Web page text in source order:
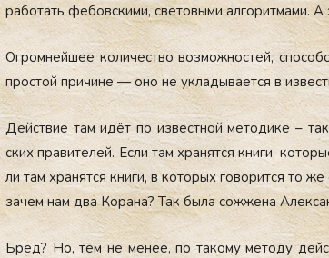
ра­ботать фе­бов­ски­ми, све­товы­ми ал­го­рит­ма­ми.
Ог­ромней­шее ко­личес­тво воз­можнос­тей,
прос­той при­чине — оно не ук­ла­дыва­ет­ся в
Дей­ствие там идёт по из­вес­тной ме­тоди­ке –
ских пра­вите­лей. Ес­ли там хра­нят­ся кни­ги,
ли там хра­нят­ся кни­ги, в ко­торых го­ворит­ся то
за­чем нам два Ко­рана? Так бы­ла сож­же­на
Бред? Но, тем не ме­нее, по та­кому ме­тоду